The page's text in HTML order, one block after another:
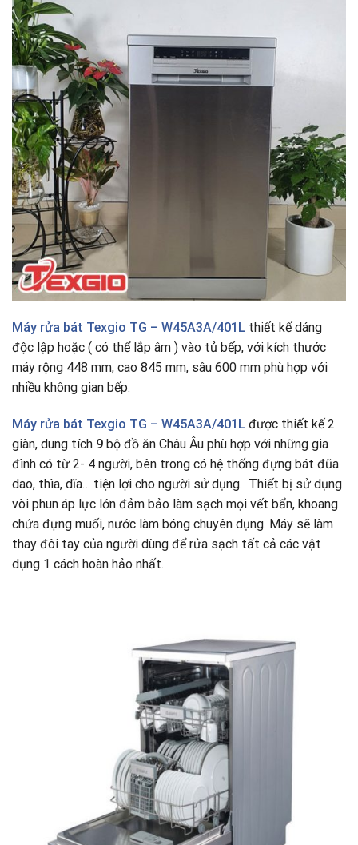
Máy rửa bát Texgio TG – W45A3A/401L thiết kế dáng
độc lập hoặc ( có thể lắp âm ) vào tủ bếp, với kích thước
máy rộng 448 mm, cao 845 mm, sâu 600 mm phù hợp với
nhiều không gian bếp.
Máy rửa bát Texgio TG – W45A3A/401L được thiết kế 2
giàn, dung tích 9 bộ đồ ăn Châu Âu phù hợp với những gia
đình có từ 2- 4 người, bên trong có hệ thống đựng bát đũa
dao, thìa, dĩa… tiện lợi cho người sử dụng. Thiết bị sử dụng
vòi phun áp lực lớn đảm bảo làm sạch mọi vết bẩn, khoang
chứa đựng muối, nước làm bóng chuyên dụng. Máy sẽ làm
thay đôi tay của người dùng để rửa sạch tất cả các vật
dụng 1 cách hoàn hảo nhất.